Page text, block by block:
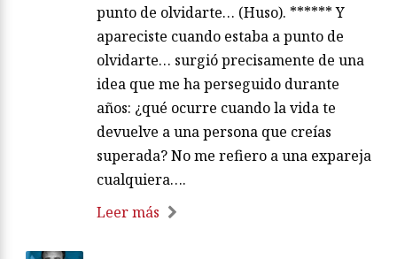
punto de olvidarte… (Huso). ****** Y
apareciste cuando estaba a punto de
olvidarte… surgió precisamente de una
idea que me ha perseguido durante
años: ¿qué ocurre cuando la vida te
devuelve a una persona que creías
superada? No me refiero a una expareja
cualquiera….
Leer más